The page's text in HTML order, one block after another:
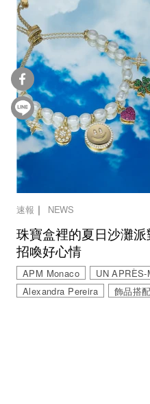
速報 ｜ NEWS
珠寶盒裡的夏日沙灘
招喚好心情
APM Monaco UN
Alexandra Pereira
飾品搭配